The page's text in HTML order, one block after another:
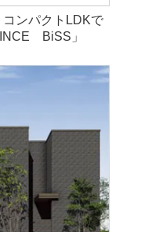
ンパクトLDKで
BiSS」